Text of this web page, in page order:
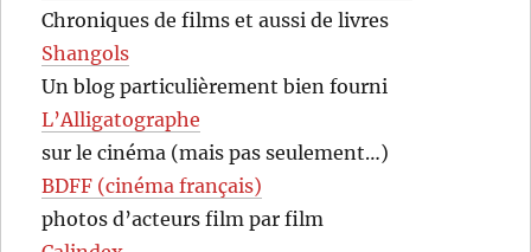
Chroniques de films et aussi de livres
Shangols
Un blog particulièrement bien fourni
L’Alligatographe
sur le cinéma (mais pas seulement…)
BDFF (cinéma français)
photos d’acteurs film par film